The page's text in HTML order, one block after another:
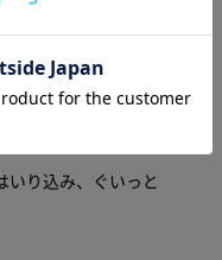
いり込み、ぐいっと